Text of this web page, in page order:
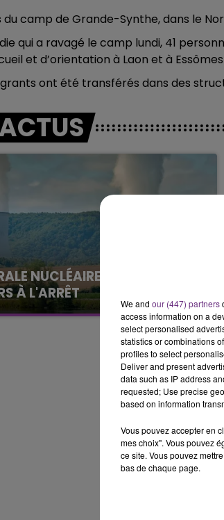
- 11h00
OF
camp de Grande-Synthe, dans le
qui a ravagé le camp lundi, 41
et d’orientation à Laon et à
ont été transférés dans des
NUCLÉAIRE DE CHOOZ
À L'ARRÊT
une semaine que la centrale
est à l'arrêt. Une situation
la sécheresse intense qui est
We and our (447) partners
access information on a
select personalised
statistics or combinations
profiles to select
Deliver and present
data such as IP address
requested; Use precise
based on information
Vous pouvez accepter en
mes choix". Vous pouvez
ce site. Vous pouvez
bas de chaque page.